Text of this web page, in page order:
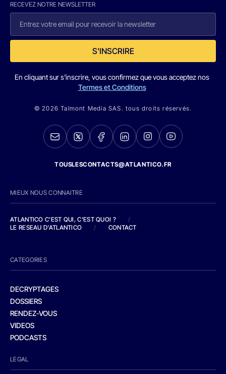
RECEVEZ NOTRE NEWSLETTER
S'INSCRIRE
En cliquant sur s'inscrire, vous confirmez que vous acceptez nos
Termes et Conditions
© 2026 Talmont Media SAS. tous droits réservés.
TOUSLESCONTACTS@ATLANTICO.FR
MIEUX NOUS CONNAITRE
ATLANTICO C'EST QUI, C'EST QUOI ?
/
LE RESEAU D'ATLANTICO
/ CONTACT
CATEGORIES
DECRYPTAGES
DOSSIERS
RENDEZ-VOUS
VIDEOS
PODCASTS
LEGAL